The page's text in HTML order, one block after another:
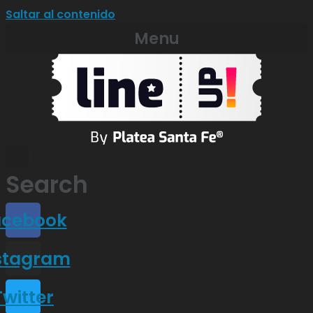
Saltar al contenido
Menu
Search